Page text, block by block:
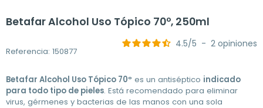
Betafar Alcohol Uso Tópico 70º, 250ml
Referencia: 150877
4.5/5 - 2 opiniones
Betafar Alcohol Uso Tópico 70º es un antiséptico indicado
para todo tipo de pieles. Está recomendado para eliminar
virus, gérmenes y bacterias de las manos con una sola